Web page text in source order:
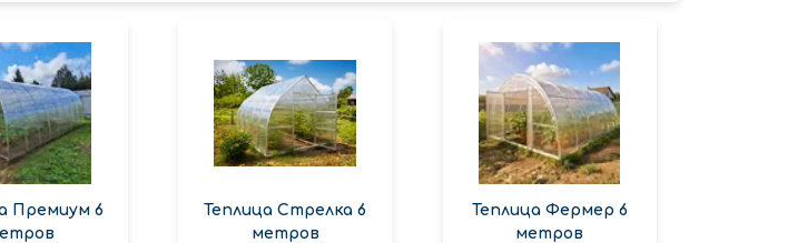
Премиум 6
Теплица Стрелка 6
метров
Теплица Фермер 6
метров